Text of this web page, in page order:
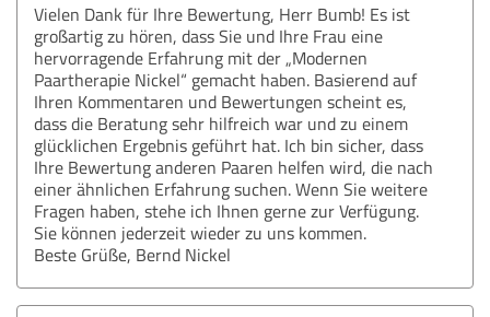
Vielen Dank für Ihre Bewertung, Herr Bumb! Es ist
großartig zu hören, dass Sie und Ihre Frau eine
hervorragende Erfahrung mit der „Modernen
Paartherapie Nickel“ gemacht haben. Basierend auf
Ihren Kommentaren und Bewertungen scheint es,
dass die Beratung sehr hilfreich war und zu einem
glücklichen Ergebnis geführt hat. Ich bin sicher, dass
Ihre Bewertung anderen Paaren helfen wird, die nach
einer ähnlichen Erfahrung suchen. Wenn Sie weitere
Fragen haben, stehe ich Ihnen gerne zur Verfügung.
Sie können jederzeit wieder zu uns kommen.
Beste Grüße, Bernd Nickel